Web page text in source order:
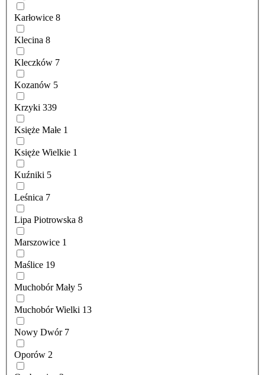
Karłowice 8
Klecina 8
Kleczków 7
Kozanów 5
Krzyki 339
Księże Małe 1
Księże Wielkie 1
Kuźniki 5
Leśnica 7
Lipa Piotrowska 8
Marszowice 1
Maślice 19
Muchobór Mały 5
Muchobór Wielki 13
Nowy Dwór 7
Oporów 2